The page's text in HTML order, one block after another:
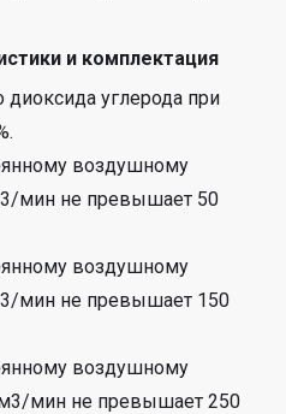
и комплектация
углерода при
воздушному
мин не превышает 50
воздушному
мин не превышает 150
воздушному
мин не превышает 250